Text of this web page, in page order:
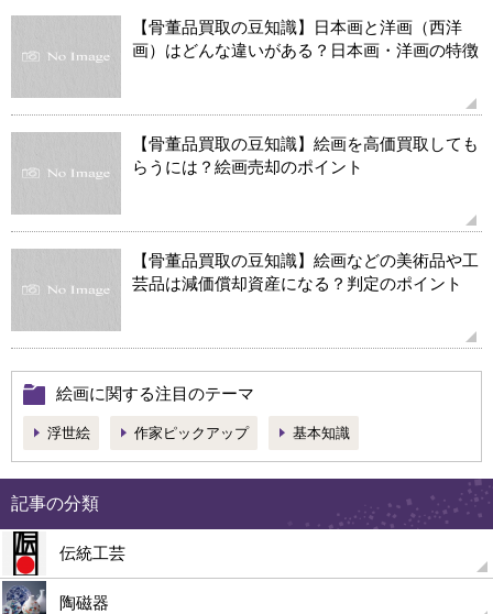
【骨董品買取の豆知識】日本画と洋画（西洋
画）はどんな違いがある？日本画・洋画の特徴
【骨董品買取の豆知識】絵画を高価買取しても
らうには？絵画売却のポイント
【骨董品買取の豆知識】絵画などの美術品や工
芸品は減価償却資産になる？判定のポイント
絵画に関する注目のテーマ
浮世絵 作家ピックアップ 基本知識
記事の分類
伝統工芸
陶磁器